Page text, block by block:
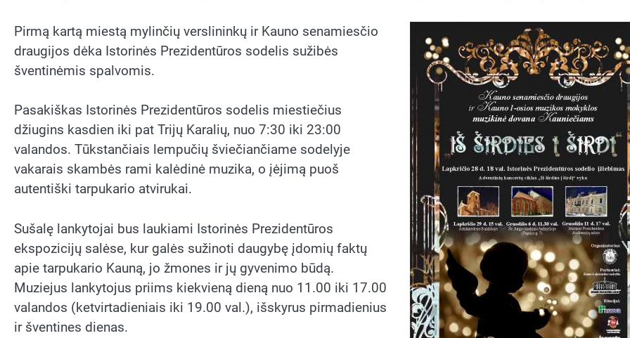
Pirmą kartą miestą mylinčių verslininkų ir Kauno senamiesčio
draugijos dėka Istorinės Prezidentūros sodelis sužibės
šventinėmis spalvomis.
Pasakiškas Istorinės Prezidentūros sodelis miestiečius
džiugins kasdien iki pat Trijų Karalių, nuo 7:30 iki 23:00
valandos. Tūkstančiais lempučių šviečiančiame sodelyje
vakarais skambės rami kalėdinė muzika, o įėjimą puoš
autentiški tarpukario atvirukai.
Sušalę lankytojai bus laukiami Istorinės Prezidentūros
ekspozicijų salėse, kur galės sužinoti daugybę įdomių faktų
apie tarpukario Kauną, jo žmones ir jų gyvenimo būdą.
Muziejus lankytojus priims kiekvieną dieną nuo 11.00 iki 17.00
valandos (ketvirtadieniais iki 19.00 val.), išskyrus pirmadienius
ir šventines dienas.